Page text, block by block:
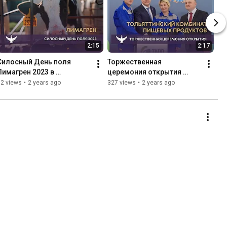
2:15
День поля
2023 в
области
views • 2 years ago
2:17
Торжественная
церемония открытия
Тольяттинского
продуктов (ТКПП) 2023
327 views • 2 years ago